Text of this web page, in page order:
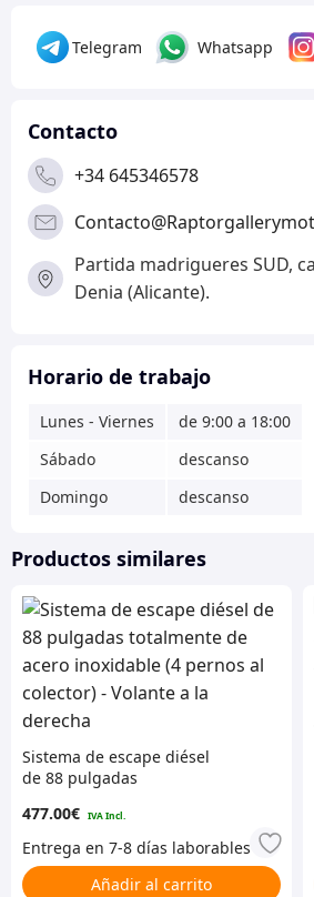
Telegram Whatsapp
Contacto
+34 645346578
Partida madrigueres SUD,
Denia (Alicante).
Horario de trabajo
Lunes - Viernes
de 9:00 a 18:00
Sábado
descanso
Domingo
descanso
Productos similares
Sistema de escape diésel
de 88 pulgadas
inoxidable (4 pernos al
colector) – Volante a la
derecha
477.00€
Añadir al carrito